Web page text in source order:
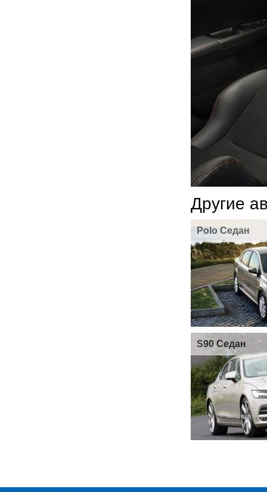
Другие
Polo Седан
S90 Седан